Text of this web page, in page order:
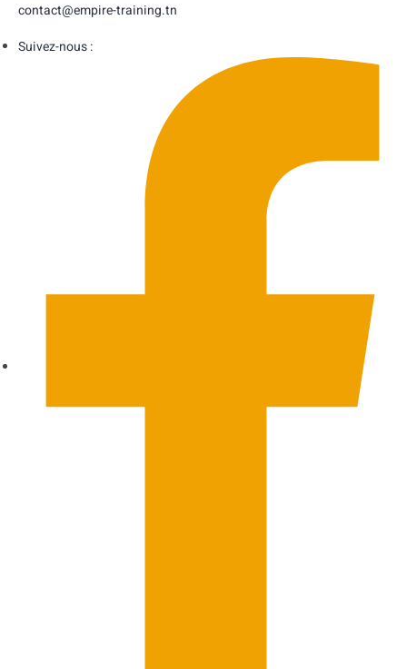
contact@empire-training.tn
Suivez-nous :